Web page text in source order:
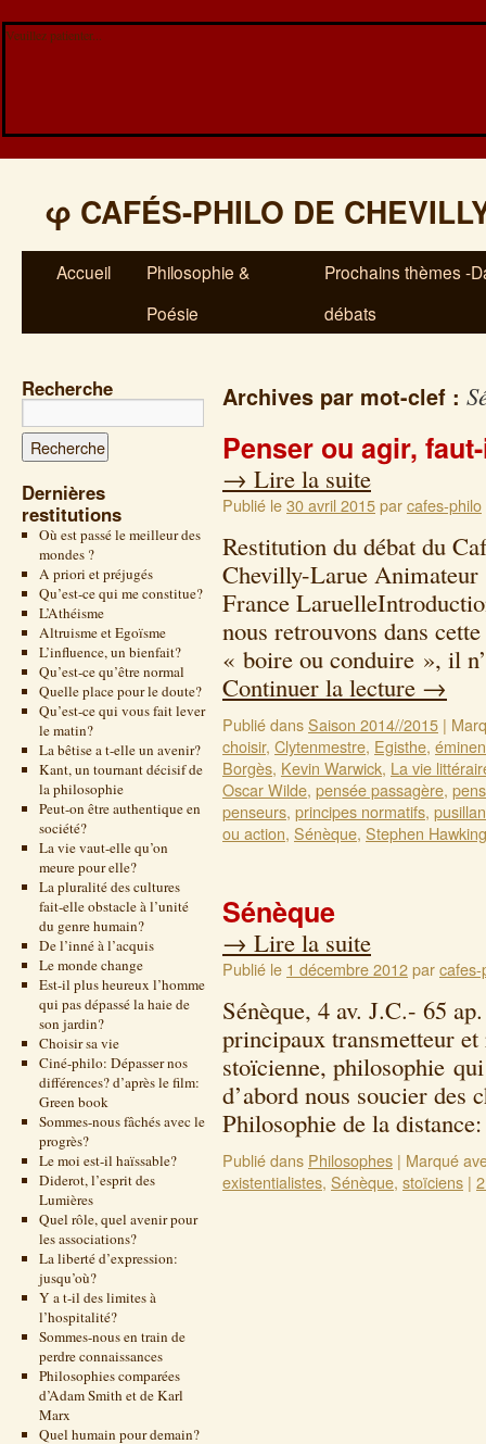
Veuillez patienter...
φ CAFÉS-PHILO DE
Accueil
Philosophie &
Poésie
Prochains thèmes -
débats
Recherche
Dernières
restitutions
Où est passé le meilleur des
mondes ?
A priori et préjugés
Qu’est-ce qui me constitue?
L’Athéisme
Altruisme et Egoïsme
L’influence, un bienfait?
Qu’est-ce qu’être normal
Quelle place pour le doute?
Qu’est-ce qui vous fait lever
le matin?
La bêtise a t-elle un avenir?
Kant, un tournant décisif de
la philosophie
Peut-on être authentique en
société?
La vie vaut-elle qu’on
meure pour elle?
La pluralité des cultures
fait-elle obstacle à l’unité
du genre humain?
De l’inné à l’acquis
Le monde change
Est-il plus heureux l’homme
qui pas dépassé la haie de
son jardin?
Choisir sa vie
Ciné-philo: Dépasser nos
différences? d’après le film:
Green book
Sommes-nous fâchés avec le
progrès?
Le moi est-il haïssable?
Diderot, l’esprit des
Lumières
Quel rôle, quel avenir pour
les associations?
La liberté d’expression:
jusqu’où?
Y a t-il des limites à
l’hospitalité?
Sommes-nous en train de
perdre connaissances
Philosophies comparées
d’Adam Smith et de Karl
Marx
Quel humain pour demain?
Archives par mot-clef :
Penser ou agir,
→ Lire la suite
Publié le30 avril 2015parcafes-philo
Restitution du débat du
Chevilly-Larue
France
nous retrouvons dans
« boire ou conduire », il
Continuer la lecture →
Publié dansSaison 2014//2015 |
choisir, Clytenmestre, Egisthe,
Borgès, Kevin Warwick, La vie
Oscar Wilde, pensée passagère,
penseurs, principes normatifs,
ou action, Sénèque, Stephen Hawking
Sénèque
→ Lire la suite
Publié le 1 décembre 2012parcafes-
Sénèque, 4 av. J.C.- 65
principaux transmetteur
stoïcienne, philosophie
d’abord nous soucier des
Philosophie de la
Publié dans Philosophes | Marqué
existentialistes, Sénèque, stoïciens |